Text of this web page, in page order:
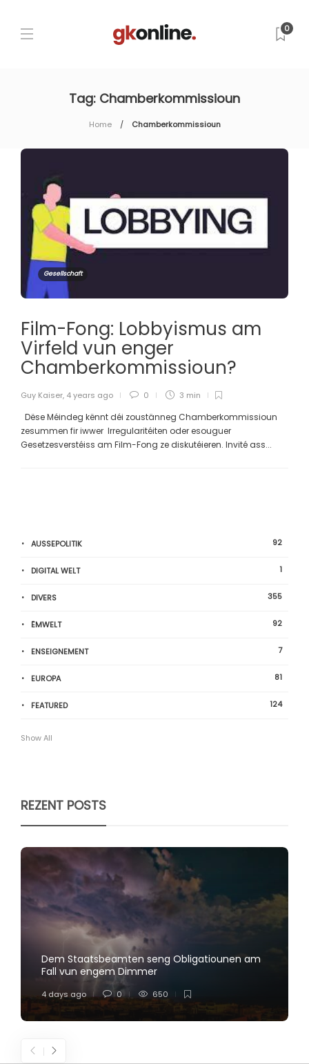
0
Tag: Chamberkommissioun
Home Chamberkommissioun
Gesellschaft
Film-Fong: Lobbyismus am
Virfeld vun enger
Chamberkommissioun?
Guy Kaiser, 4 years ago 0 3 min
Dëse Méindeg kënnt déi zoustänneg Chamberkommissioun
zesummen fir iwwer Irregularitéiten oder esouguer
Gesetzesverstéiss am Film-Fong ze diskutéieren. Invité ass...
AUSSEPOLITIK 92
DIGITAL WELT 1
DIVERS 355
ËMWELT 92
ENSEIGNEMENT 7
EUROPA 81
FEATURED 124
Show All
REZENT POSTS
Dem Staatsbeamten seng Obligatiounen am
Fall vun engem Dimmer
4 days ago 0 650